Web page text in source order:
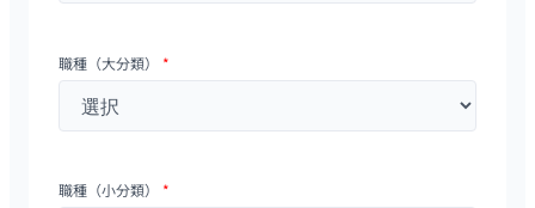
職種（大分類） *
職種（小分類） *